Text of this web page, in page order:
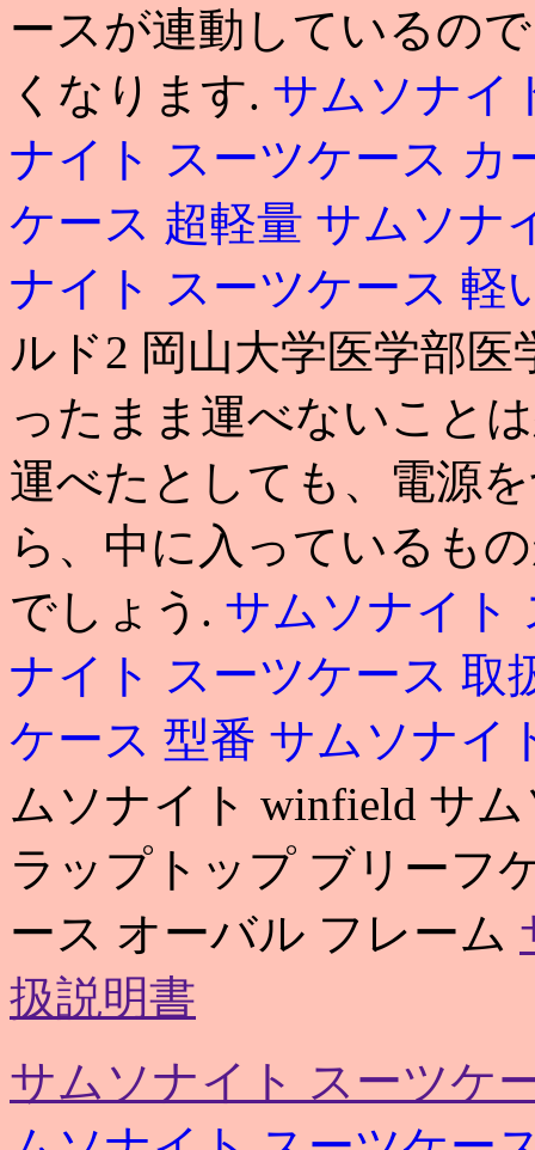
ースが連動しているの
くなります. サムソナイ
ナイト スーツケース カ
ケース 超軽量 サムソナ
ナイト スーツケース 軽
ルド2 岡山大学医学部
ったまま運べないこと
運べたとしても、電源
ら、中に入っているも
でしょう. サムソナイト
ナイト スーツケース 取
ケース 型番 サムソナイ
ムソナイト winfield サ
ラップトップ ブリーフ
ース オーバル フレーム
扱説明書
サムソナイト スーツケ